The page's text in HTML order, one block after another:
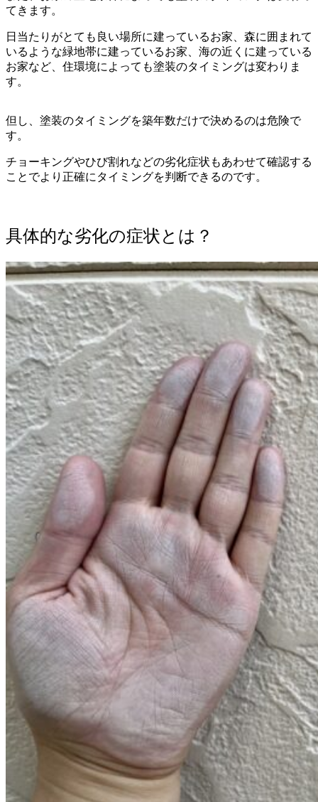
てきます。
日当たりがとても良い場所に建っているお家、森に囲まれて
いるような緑地帯に建っているお家、海の近くに建っている
お家など、住環境によっても塗装のタイミングは変わりま
す。
但し、塗装のタイミングを築年数だけで決めるのは危険で
す。
チョーキングやひび割れなどの劣化症状もあわせて確認する
ことでより正確にタイミングを判断できるのです。
具体的な劣化の症状とは？